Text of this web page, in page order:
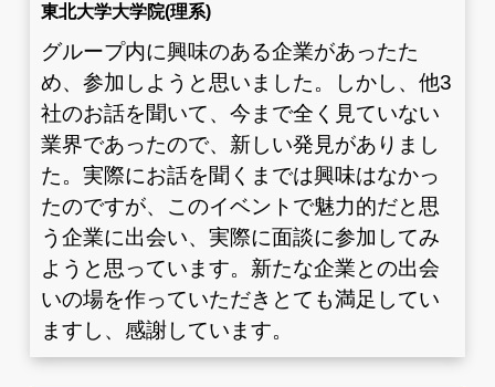
東北大学大学院(理系)
グループ内に興味のある企業があったた
め、参加しようと思いました。しかし、他3
社のお話を聞いて、今まで全く見ていない
業界であったので、新しい発見がありまし
た。実際にお話を聞くまでは興味はなかっ
たのですが、このイベントで魅力的だと思
う企業に出会い、実際に面談に参加してみ
ようと思っています。新たな企業との出会
いの場を作っていただきとても満足してい
ますし、感謝しています。